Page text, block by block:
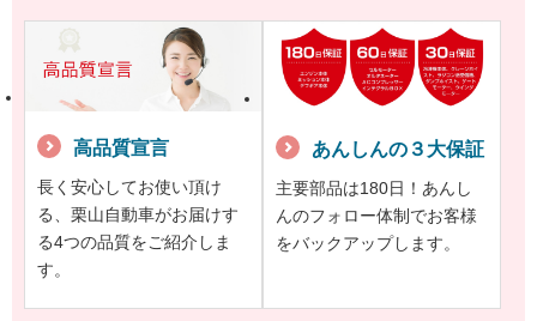
高品質宣言
長く安心してお使い頂け
る、栗山自動車がお届けす
る4つの品質をご紹介しま
す。
あんしんの３大保証
主要部品は180日！あんし
んのフォロー体制でお客様
をバックアップします。